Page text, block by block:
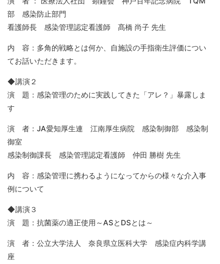
部 感染防止部門
看護師長 感染管理認定看護師 髙橋 尚子 先生
内 容：多角的戦略とは何か、自施設の手指衛生評価につい
てお話いただきます。
◆講演２
演 題：感染管理のために実践してきた「アレ？」暴露しま
す
演 者：JA愛知厚生連 江南厚生病院 感染制御部 感染制
御室
感染制御課長 感染管理認定看護師 仲田 勝樹 先生
内 容：感染管理に携わるようになってからの様々な介入事
例について
◆講演３
演 題：抗菌薬の適正使用～ASとDSとは～
演 者：公立大学法人 奈良県立医科大学 感染症内科学講
座